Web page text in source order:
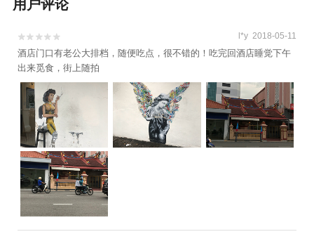
用户评论

 l*y 2018-05-11
酒店门口有老公大排档，随便吃点，很不错的！吃完回酒店睡觉下午
出来觅食，街上随拍